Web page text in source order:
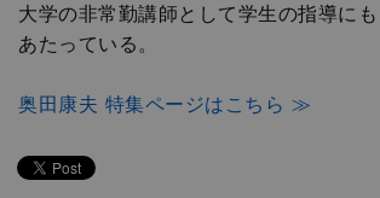
大学の非常勤講師として学生の指導にも
あたっている。
奥田康夫 特集ページはこちら ≫